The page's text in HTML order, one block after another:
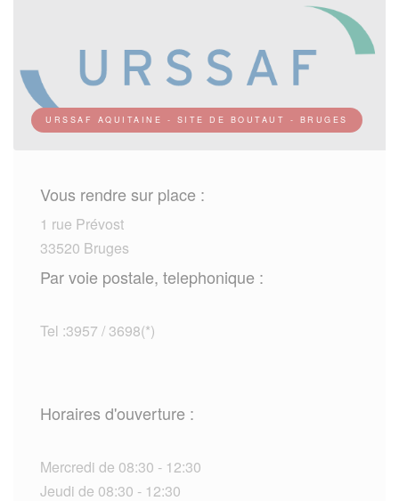
URSSAF AQUITAINE - SITE DE BOUTAUT - BRUGES
Vous rendre sur place :
1 rue Prévost
33520 Bruges
Par voie postale, telephonique :
Tel :3957 / 3698(*)
Horaires d'ouverture :
Mercredi de 08:30 - 12:30
Jeudi de 08:30 - 12:30